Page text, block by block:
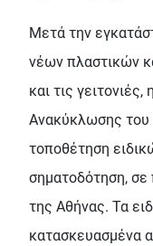
Μετά την
νέων πλαστικών
και τις
Ανακύκλωσης του
τοποθέτηση
σηματοδότηση, σε
της Αθήνας. Τα
κατασκευασμένα